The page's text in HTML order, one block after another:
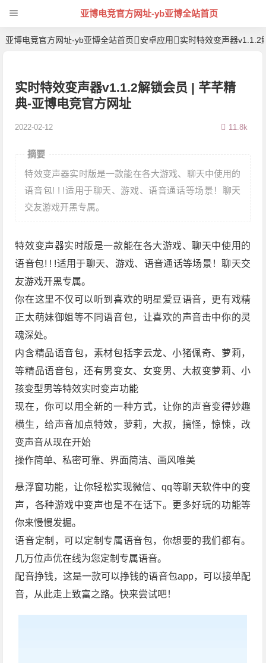
亚博电竞官方网址-yb亚博全站首页
亚博电竞官方网址-yb亚博全站首页 安卓应用 实时特效变声器v1.1.2
实时特效变声器v1.1.2解锁会员 | 芊芊精
典-亚博电竞官方网址
2022-02-12 11.8k
摘要
特效变声器实时版是一款能在各大游戏、聊天中使用的
语音包! ! !适用于聊天、游戏、语音通话等场景！聊天
交友游戏开黑专属。
特效变声器实时版是一款能在各大游戏、聊天中使用的
语音包! ! !适用于聊天、游戏、语音通话等场景！聊天交
友游戏开黑专属。
你在这里不仅可以听到喜欢的明星爱豆语音，更有戏精
正太萌妹御姐等不同语音包，让喜欢的声音击中你的灵
魂深处。
内含精品语音包，素材包括李云龙、小猪佩奇、萝莉，
等精品语音包，还有男变女、女变男、大叔变萝莉、小
孩变型男等特效实时变声功能
现在，你可以用全新的一种方式，让你的声音变得妙趣
横生，给声音加点特效，萝莉，大叔，搞怪，惊悚，改
变声音从现在开始
操作简单、私密可靠、界面简洁、画风唯美
悬浮窗功能，让你轻松实现微信、qq等聊天软件中的变
声，各种游戏中变声也是不在话下。更多好玩的功能等
你来慢慢发掘。
语音定制，可以定制专属语音包，你想要的我们都有。
几万位声优在线为您定制专属语音。
配音挣钱，这是一款可以挣钱的语音包app，可以接单配
音，从此走上致富之路。快来尝试吧！